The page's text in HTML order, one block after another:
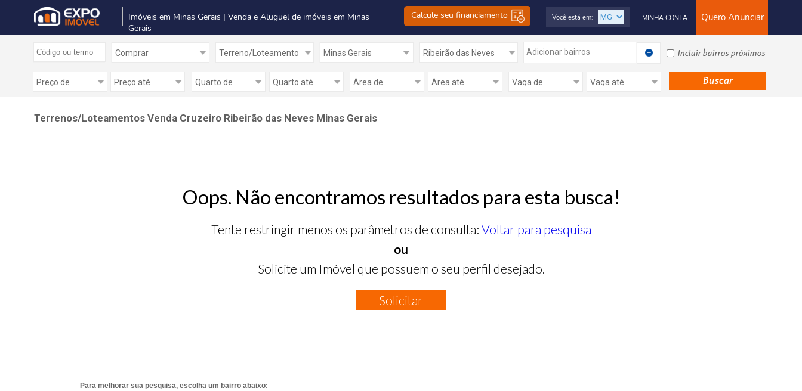
Imóveis em Minas Gerais | Venda e Aluguel de imóveis em Minas
Gerais
Calcule seu financiamento Quero Anunciar
MINHA CONTA
Você está em:
Adicionar bairros Incluir bairros próximos
Terrenos/Loteamentos Venda Cruzeiro Ribeirão das Neves Minas Gerais
Oops. Não encontramos resultados para esta busca!
Tente restringir menos os parâmetros de consulta: Voltar para pesquisa
ou
Solicite um Imóvel que possuem o seu perfil desejado.
Solicitar
Para melhorar sua pesquisa, escolha um bairro abaixo: